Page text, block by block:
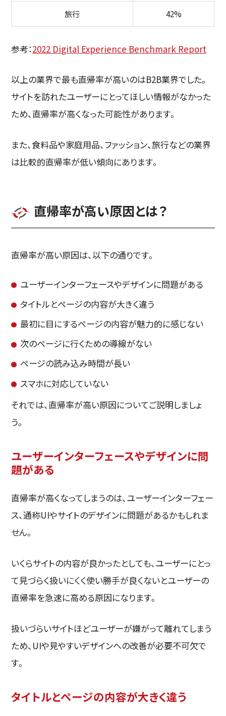
旅行 42%
参考：2022 Digital Experience Benchmark Report
以上の業界で最も直帰率が高いのはB2B業界でした。
サイトを訪れたユーザーにとってほしい情報がなかった
ため、直帰率が高くなった可能性があります。
また、食料品や家庭用品、ファッション、旅行などの業界
は比較的直帰率が低い傾向にあります。
直帰率が高い原因とは？
直帰率が高い原因は、以下の通りです。
ユーザーインターフェースやデザインに問題がある
タイトルとページの内容が大きく違う
最初に目にするページの内容が魅力的に感じない
次のページに行くための導線がない
ページの読み込み時間が長い
スマホに対応していない
それでは、直帰率が高い原因についてご説明しましょ
う。
ユーザーインターフェースやデザインに問
題がある
直帰率が高くなってしまうのは、ユーザーインターフェー
ス、通称UIやサイトのデザインに問題があるかもしれま
せん。
いくらサイトの内容が良かったとしても、ユーザーにとっ
て見づらく扱いにくく使い勝手が良くないとユーザーの
直帰率を急速に高める原因になります。
扱いづらいサイトほどユーザーが嫌がって離れてしまう
ため、UIや見やすいデザインへの改善が必要不可欠で
す。
タイトルとページの内容が大きく違う